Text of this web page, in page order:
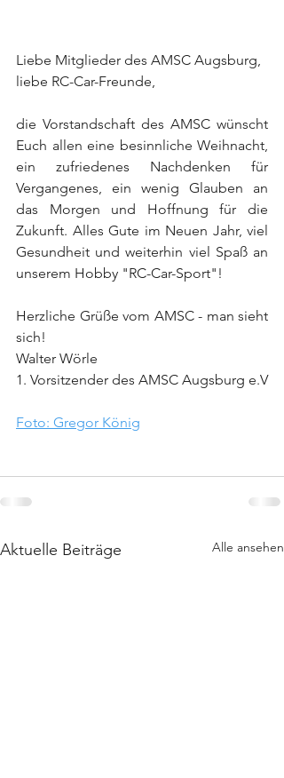
Liebe Mitglieder des AMSC Augsburg,
liebe RC-Car-Freunde,
die Vorstandschaft des AMSC wünscht
Euch allen eine besinnliche Weihnacht,
ein zufriedenes Nachdenken für
Vergangenes, ein wenig Glauben an
das Morgen und Hoffnung für die
Zukunft. Alles Gute im Neuen Jahr, viel
Gesundheit und weiterhin viel Spaß an
unserem Hobby "RC-Car-Sport"!
Herzliche Grüße vom AMSC - man sieht
sich!
Walter Wörle
1. Vorsitzender des AMSC Augsburg e.V
Foto: Gregor König
Aktuelle Beiträge Alle ansehen